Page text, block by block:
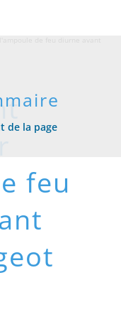
de feu diurne avant
feu
de la page